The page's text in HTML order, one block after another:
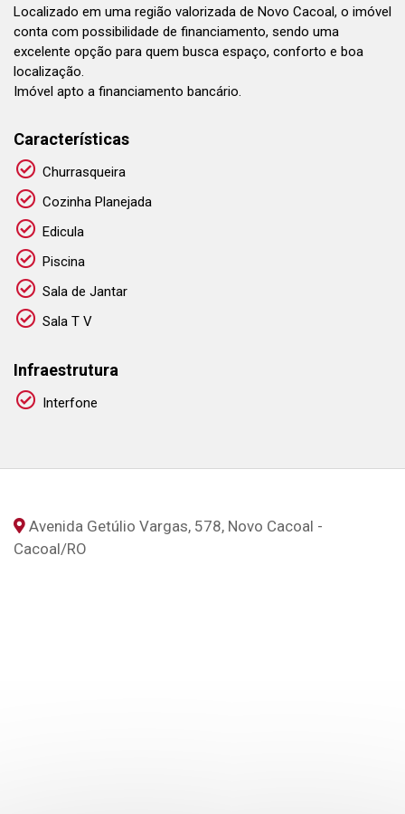
Localizado em uma região valorizada de Novo Cacoal, o imóvel
conta com possibilidade de financiamento, sendo uma
excelente opção para quem busca espaço, conforto e boa
localização.
Imóvel apto a financiamento bancário.
Características
Churrasqueira
Cozinha Planejada
Edicula
Piscina
Sala de Jantar
Sala T V
Infraestrutura
Interfone
Avenida Getúlio Vargas, 578, Novo Cacoal -
Cacoal/RO